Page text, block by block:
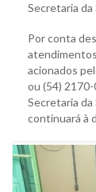
Secretaria da
Por conta
acionados
ou (54)
Secretaria da
continuará à